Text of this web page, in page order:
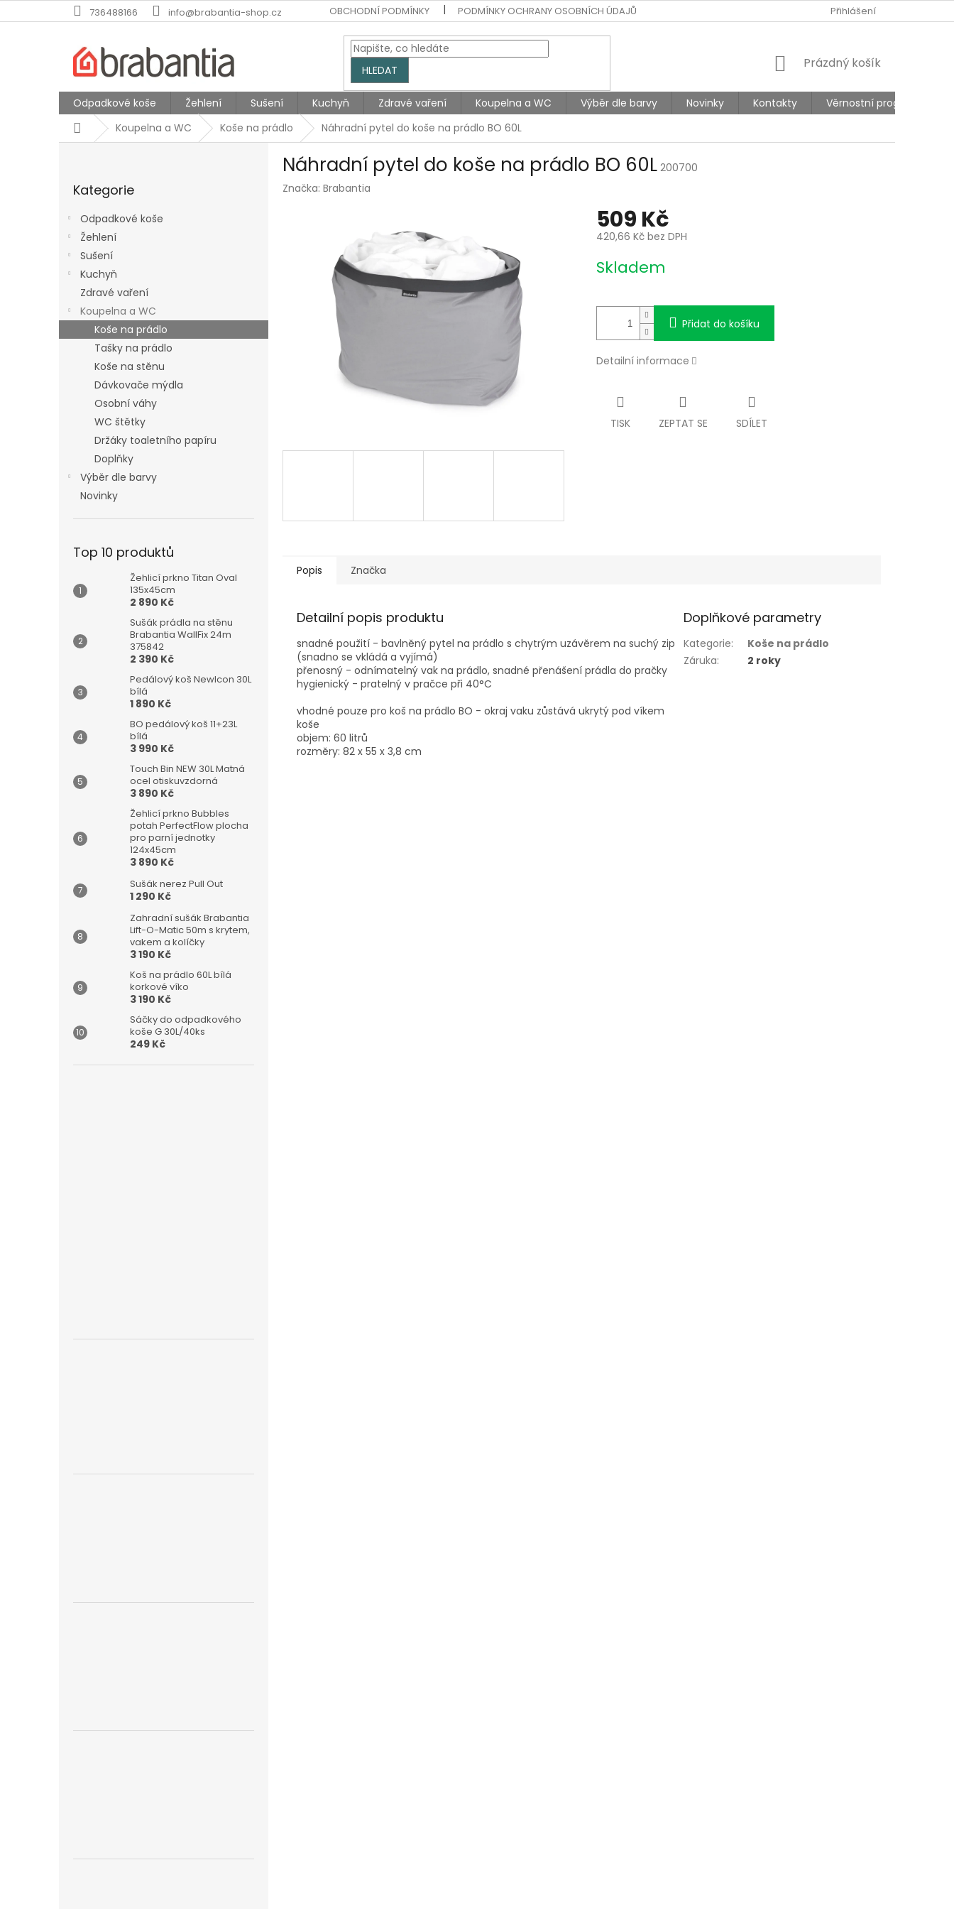
na
736488166 info@brabantia-shop.cz OBCHODNÍ PODMÍNKY PODMÍNKY OCHRANY OSOBNÍCH ÚDAJŮ Přihlášení
HLEDAT
NÁKUPNÍ
Prázdný košík
Odpadkové koše Žehlení Sušení Kuchyň Zdravé vaření Koupelna a WC Výběr dle barvy Novinky Kontakty
Věrnostní program
DomůKoupelna a WC Koše na prádlo Náhradní pytel do koše na prádlo BO 60L
n
e
kategorie
Kategorie
Odpadkové koše
Žehlení
Sušení
Kuchyň
Zdravé vaření
Koupelna a WC
Koše na prádlo
Tašky na prádlo
Koše na stěnu
Dávkovače mýdla
Osobní váhy
WC štětky
Držáky toaletního papíru
Doplňky
Výběr dle barvy
Novinky
Top 10 produktů
Žehlicí prkno Titan Oval
135x45cm
2 890 Kč
Sušák prádla na stěnu
Brabantia WallFix 24m
375842
2 390 Kč
Pedálový koš NewIcon 30L
bílá
1 890 Kč
BO pedálový koš 11+23L
bílá
3 990 Kč
Touch Bin NEW 30L Matná
ocel otiskuvzdorná
3 890 Kč
Žehlicí prkno Bubbles
potah PerfectFlow plocha
pro parní jednotky
124x45cm
3 890 Kč
Sušák nerez Pull Out
1 290 Kč
Zahradní sušák Brabantia
Lift-O-Matic 50m s krytem,
vakem a kolíčky
3 190 Kč
Koš na prádlo 60L bílá
korkové víko
3 190 Kč
Sáčky do odpadkového
koše G 30L/40ks
249 Kč
Náhradní pytel do koše na prádlo BO 60L 200700
Značka: Brabantia
509 Kč
420,66 Kč bez DPH
cena:
Skladem
Přidat do košíku
Detailní informace
TISK ZEPTAT SE SDÍLET
Popis Značka
Detailní popis produktu
snadné použití - bavlněný pytel na prádlo s chytrým uzávěrem na suchý zip
(snadno se vkládá a vyjímá)
přenosný - odnímatelný vak na prádlo, snadné přenášení prádla do pračky
hygienický - pratelný v pračce při 40°C
vhodné pouze pro koš na prádlo BO - okraj vaku zůstává ukrytý pod víkem
koše
objem: 60 litrů
rozměry: 82 x 55 x 3,8 cm
Doplňkové parametry
Kategorie:
Koše na prádlo
Záruka: 2 roky